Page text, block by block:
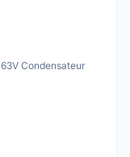
Condensateur